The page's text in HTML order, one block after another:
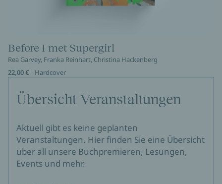
Before I met Supergirl
Rea Garvey, Franka Reinhart, Christina Hackenberg
22,00 €
Hardcover
Übersicht Veranstaltungen
Aktuell gibt es keine geplanten
Veranstaltungen. Hier finden Sie eine Übersicht
über all unsere Buchpremieren, Lesungen,
Events und mehr.